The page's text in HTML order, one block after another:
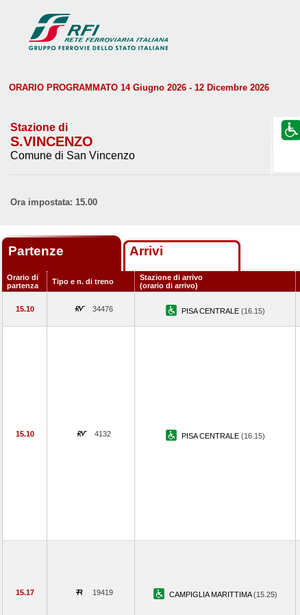
ORARIO PROGRAMMATO 14 Giugno 2026 - 12 Dicembre 2026
Stazione di
S.VINCENZO
Comune di San Vincenzo
Ora impostata: 15.00
Partenze Arrivi
Orario di
partenza
Tipo e n. di treno
Stazione di arrivo
(orario di arrivo)
15.10 34476 PISA CENTRALE (16.15)
15.10 4132 PISA CENTRALE (16.15)
15.17 19419 CAMPIGLIA MARITTIMA(15.25)